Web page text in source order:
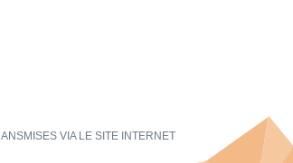
VIA LE SITE INTERNET